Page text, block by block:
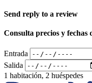
Send reply to a review
Consulta precios y fechas
Entrada
Salida
1 habitación, 2 huéspedes